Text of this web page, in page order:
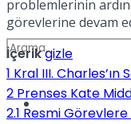
Türkiye
No Result
problemlerinin
görevlerine devam
İçerikgizle
1 Kral III. Charles’ın
2 Prenses Kate
2.1 Resmi Görevlere